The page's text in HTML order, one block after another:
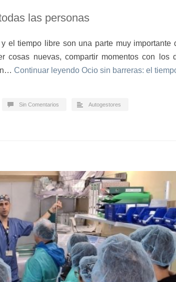
las personas
el tiempo libre son una parte muy
cosas nuevas, compartir momentos con
Continuar leyendo Ocio sin barreras: el
Sin Comentarios Autogestores